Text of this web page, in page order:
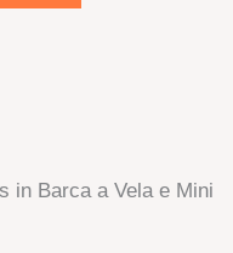
in Barca a Vela e Mini